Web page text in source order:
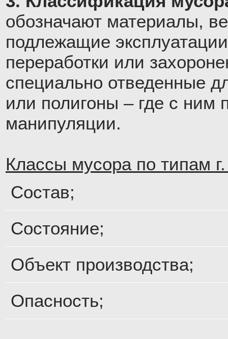
обозначают материалы,
подлежащие
переработки или
специально отведенные
или полигоны – где с ним
манипуляции.
Классы мусора по типам
Состав;
Состояние;
Объект производства;
Опасность;